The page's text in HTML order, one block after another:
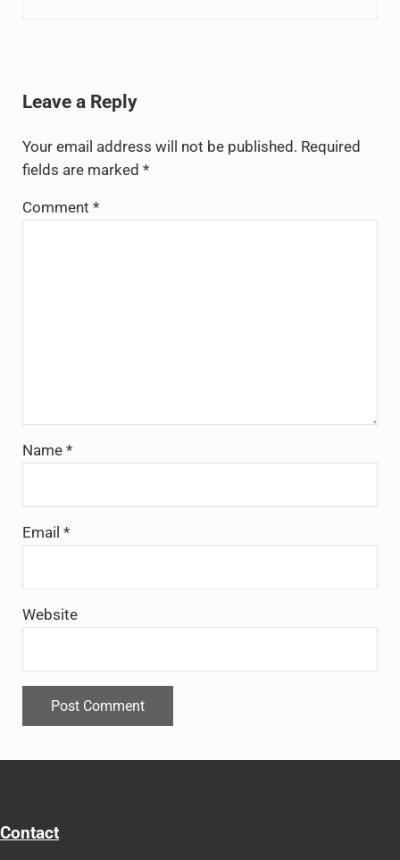
Leave a Reply
Your email address will not be published. Required
fields are marked *
Comment *
Name *
Email *
Website
Contact